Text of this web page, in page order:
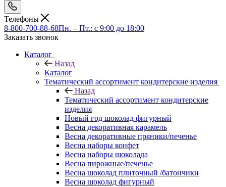
Телефоны
8-800-700-88-68Пн. – Пт.: с 9:00 до 18:00
Заказать звонок
Каталог
Назад
Каталог
Тематический ассортимент кондитерские изделия
Назад
Тематический ассортимент кондитерские
изделия
Новый год шоколад фигурный
Весна декоративная карамель
Весна декоративные пряники/печенье
Весна наборы конфет
Весна наборы шоколада
Весна пирожные/печенье
Весна шоколад плиточный /батончики
Весна шоколад фигурный